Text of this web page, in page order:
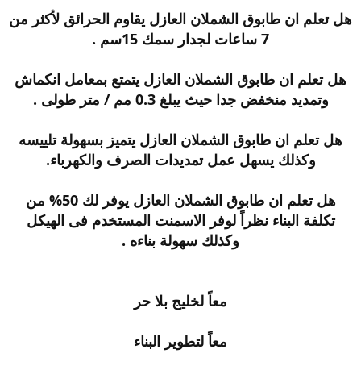
هل تعلم ان طابوق الشملان العازل يقاوم الحرائق لأكثر من
7 ساعات لجدار سمك 15سم .
هل تعلم ان طابوق الشملان العازل يتمتع بمعامل انكماش
وتمديد منخفض جدا حيث يبلغ 0.3 مم / متر طولى .
هل تعلم ان طابوق الشملان العازل يتميز بسهولة تلييسه
وكذلك يسهل عمل تمديدات الصرف والكهرباء.
هل تعلم ان طابوق الشملان العازل يوفر لك 50% من
تكلفة البناء نظراً لوفر الاسمنت المستخدم فى الهيكل
وكذلك سهولة بناءه .
معاً لخليج بلا حر
معاً لتطوير البناء